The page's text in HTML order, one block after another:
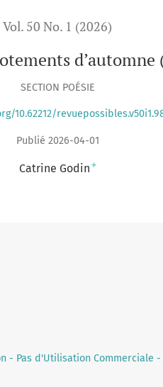
Vol. 50 No. 1 (2026)
d’automne
SECTION POÉSIE
10.62212/
Publié 2026-04-01
Catrine Godin +
- Pas d'Utilisation Commerciale -